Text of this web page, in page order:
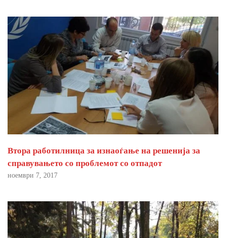
Втора работилница за изнаоѓање на решенија за
справувањето со проблемот со отпадот
ноември 7, 2017